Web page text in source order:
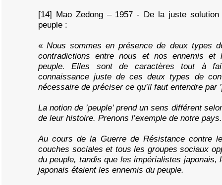
[14] Mao Zedong – 1957 - De la juste
peuple :
« Nous sommes en présence de deux types
contradictions entre nous et nos ennemis et
peuple. Elles sont de caractères tout à
connaissance juste de ces deux types de
nécessaire de préciser ce qu’il faut entendre par
La notion de ’peuple’ prend un sens différent
de leur histoire. Prenons l’exemple de notre pays.
Au cours de la Guerre de Résistance contre
couches sociales et tous les groupes sociaux
du peuple, tandis que les impérialistes
japonais étaient les ennemis du peuple.